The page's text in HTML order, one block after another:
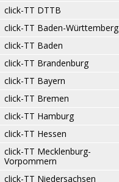
click-TT DTTB
click-TT Baden-Württemberg
click-TT Baden
click-TT Brandenburg
click-TT Bayern
click-TT Bremen
click-TT Hamburg
click-TT Hessen
click-TT Mecklenburg-
Vorpommern
click-TT Niedersachsen